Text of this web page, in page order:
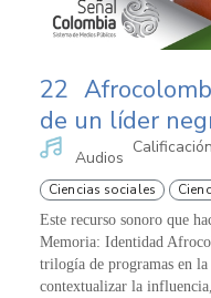
22
de un líder
Audios
Calificación
Ciencias sociales
Este recurso sonoro que
Memoria: Identidad
trilogía de programas en
contextualizar la